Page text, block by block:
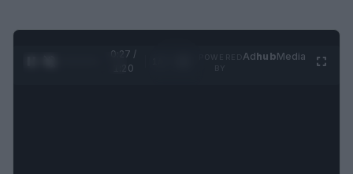
0:28 /
1:20
AdhubMedia